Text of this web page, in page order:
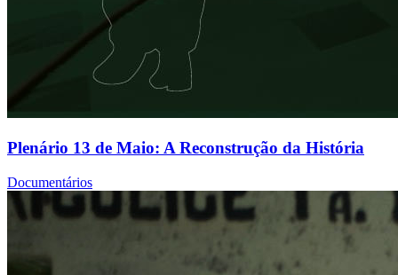
Plenário 13 de Maio: A Reconstrução da História
Documentários